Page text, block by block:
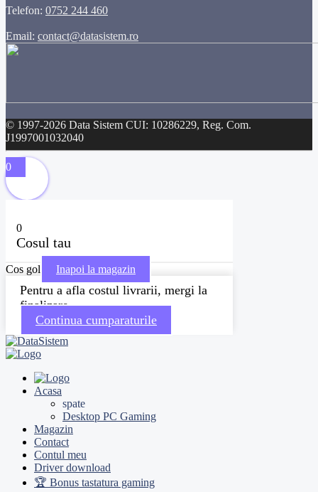
Telefon: 0752 244 460
Email: contact@datasistem.ro
© 1997-2026 Data Sistem CUI: 10286229, Reg. Com.
J1997001032040
0
0
Cosul tau
Cos gol Inapoi la magazin
Pentru a afla costul livrarii, mergi la
finalizare
Continua cumparaturile
Acasa
spate
Desktop PC Gaming
Magazin
Contact
Contul meu
Driver download
🏆 Bonus tastatura gaming